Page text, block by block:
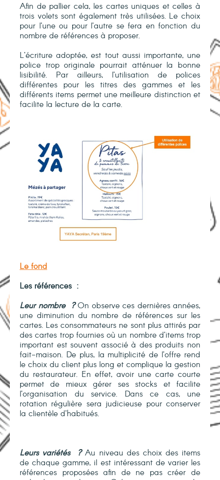
Afin de pallier cela, les cartes uniques et celles à
trois volets sont également très utilisées. Le choix
pour l’une ou pour l’autre se fera en fonction du
nombre de références à proposer.
L’écriture adoptée, est tout aussi importante, une
police trop originale pourrait atténuer la bonne
lisibilité. Par ailleurs, l’utilisation de polices
différentes pour les titres des gammes et les
différents items permet une meilleure distinction et
facilite la lecture de la carte.
Le fond
Les références :
Leur nombre ?On observe ces dernières années,
une diminution du nombre de références sur les
cartes. Les consommateurs ne sont plus attirés par
des cartes trop fournies où un nombre d’items trop
important est souvent associé à des produits non
fait-maison. De plus, la multiplicité de l’offre rend
le choix du client plus long et complique la gestion
du restaurateur. En effet, avoir une carte courte
permet de mieux gérer ses stocks et facilite
l’organisation du service. Dans ce cas, une
rotation régulière sera judicieuse pour conserver
la clientèle d’habitués.
Leurs variétés ?Au niveau des choix des items
de chaque gamme, il est intéressant de varier les
références proposées afin de ne pas créer de